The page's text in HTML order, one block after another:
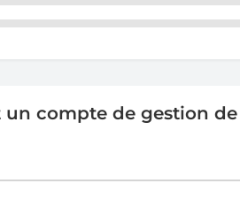
compte de gestion de